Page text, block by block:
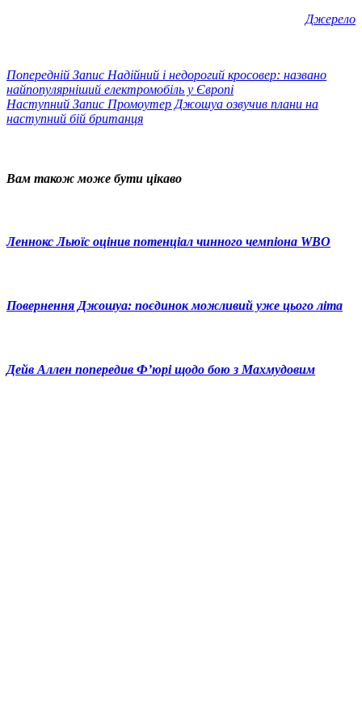
Джерело
Попередній Запис Надійний і недорогий кросовер: названо
найпопулярніший електромобіль у Європі
Наступний Запис Промоутер Джошуа озвучив плани на
наступний бій британця
Вам також може бути цікаво
Леннокс Льюїс оцінив потенціал чинного чемпіона WBO
Повернення Джошуа: поєдинок можливий уже цього літа
Дейв Аллен попередив Ф’юрі щодо бою з Махмудовим